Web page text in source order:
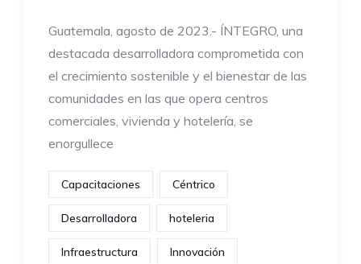
Guatemala, agosto de 2023.- ÍNTEGRO, una
destacada desarrolladora comprometida con
el crecimiento sostenible y el bienestar de las
comunidades en las que opera centros
comerciales, vivienda y hotelería, se
enorgullece
Capacitaciones Céntrico
Desarrolladora hoteleria
Infraestructura Innovación